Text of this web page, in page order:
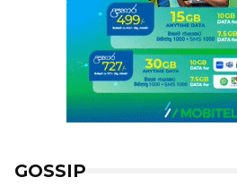
GOSSIP